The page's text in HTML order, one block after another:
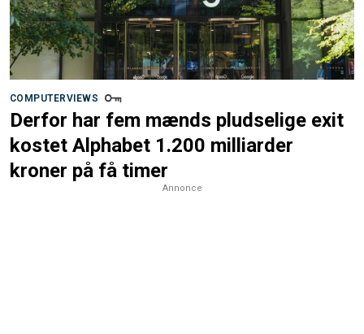
COMPUTERVIEWS
Derfor har fem mænds pludselige exit
kostet Alphabet 1.200 milliarder
kroner på få timer
Annonce